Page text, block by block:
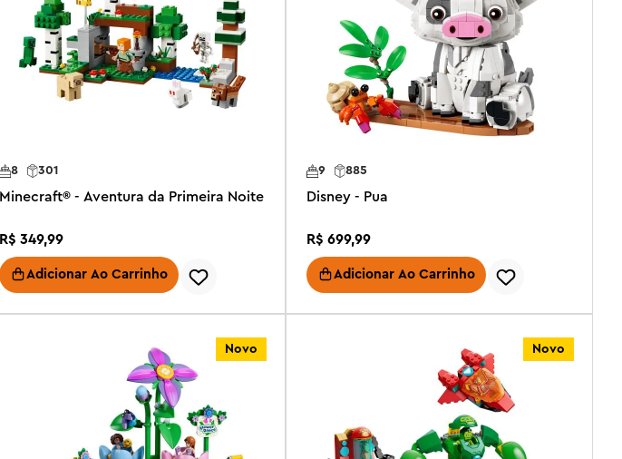
301
8
Minecraft® - Aventura da Primeira Noite
R$ 349,99
Adicionar Ao Carrinho
885
9
Disney - Pua
R$ 699,99
Adicionar Ao Carrinho
Novo Novo